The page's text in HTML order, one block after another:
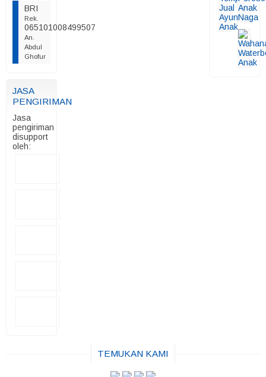
BRI
Rek.
065101008499507
An.
Abdul
Ghofur
JASA
PENGIRIMAN
Jasa
pengiriman
disupport
oleh:
TEMUKAN KAMI